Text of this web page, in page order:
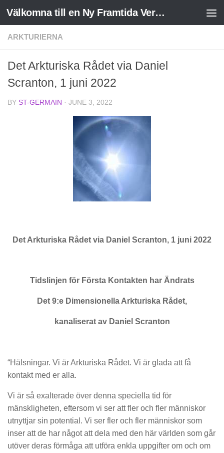
Skip to content Välkomna till en Ny Framtida Verklighet
ARKTURIERNA
Det Arkturiska Rådet via Daniel
Scranton, 1 juni 2022
BY ST-GERMAIN · JUNE 3, 2022
Det Arkturiska Rådet via Daniel Scranton, 1 juni 2022
Tidslinjen för Första Kontakten har Ändrats
Det 9:e Dimensionella Arkturiska Rådet,
kanaliserat av Daniel Scranton
“Hälsningar. Vi är Arkturiska Rådet. Vi är glada att få
kontakt med er alla.
Vi är så exalterade över denna speciella tid för
mänskligheten, eftersom vi ser att fler och fler människor
utnyttjar sin potential. Vi ser fler och fler människor som
inser att de har något att dela med den här världen som går
utöver deras förmåga att utföra enkla uppgifter om och om